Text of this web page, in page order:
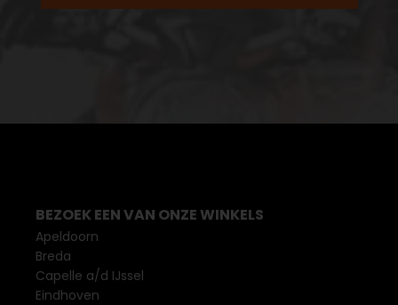
BEZOEK EEN VAN ONZE WINKELS
Apeldoorn
Breda
Capelle a/d IJssel
Eindhoven